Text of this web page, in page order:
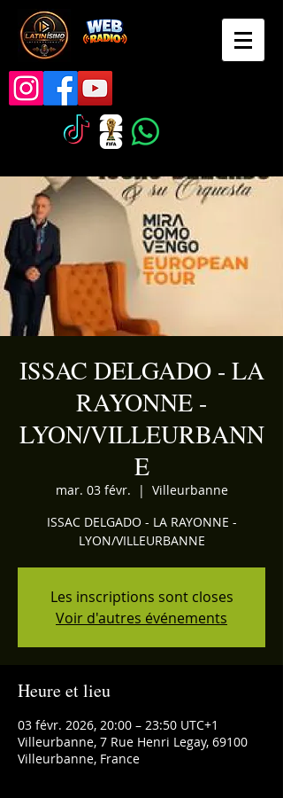
ISSAC DELGADO - LA
RAYONNE -
LYON/VILLEURBANN
E
mar. 03 févr.
  |
Villeurbanne
ISSAC DELGADO - LA RAYONNE -
LYON/VILLEURBANNE
Les inscriptions sont closes
Voir d'autres événements
Heure et lieu
03 févr. 2026, 20:00 – 23:50 UTC+1
Villeurbanne, 7 Rue Henri Legay, 69100
Villeurbanne, France